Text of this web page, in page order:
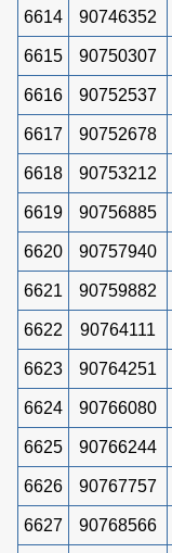
6614 90746352
6615 90750307
6616 90752537
6617 90752678
6618 90753212
6619 90756885
6620 90757940
6621 90759882
6622 90764111
6623 90764251
6624 90766080
6625 90766244
6626 90767757
6627 90768566